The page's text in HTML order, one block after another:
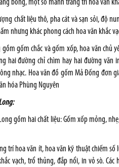
bóng, một số mảnh trang trí hoa văn
chất liệu thô, pha cát và sạn sỏi, độ
nhưng khác phong cách hoa văn khắc
gốm chắc và gốm xốp, hoa văn chủ
hai đường chỉ chìm hay hai đường văn
nhạc. Hoa văn đồ gốm Mả Đống đơn
hóa Phùng Nguyên
gồm hai chất liệu: Gốm xốp mỏng,
trí hoa văn ít, hoa văn kỹ thuật chiếm
vạch, trổ thủng, đắp nổi, in vỏ sò.